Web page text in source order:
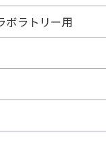
ボラトリー用